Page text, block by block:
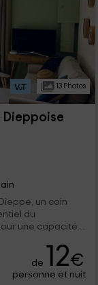
13 Photos
Dieppoise
un coin
du
sur le port
de 12€
personne et nuit